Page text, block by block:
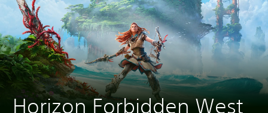
Horizon Forbidden West